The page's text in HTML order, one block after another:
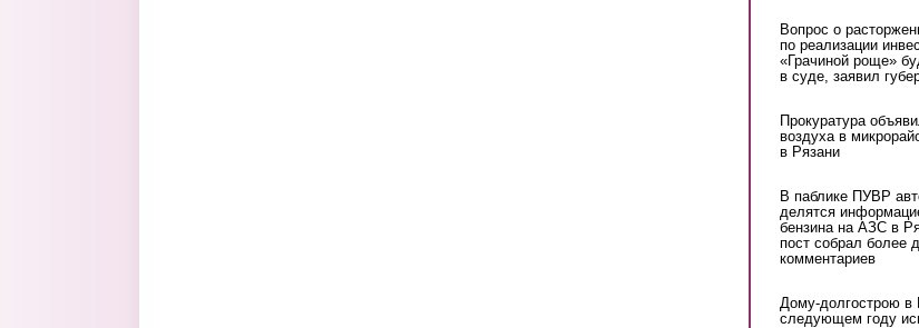
Вопрос о
по реализации
«Грачиной роще»
в суде, заявил
Прокуратура
воздуха в
в Рязани
В паблике ПУВР
делятся
бензина на АЗС в
пост собрал более
комментариев
Дому-долгострою в
следующем году